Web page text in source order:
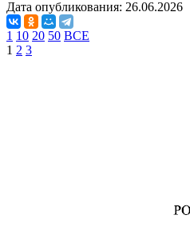
Дата опубликования: 26.06.2026
1 10 20 50 ВСЕ
1 2 3